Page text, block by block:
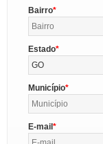
Bairro
Estado
GO
Município
E-mail